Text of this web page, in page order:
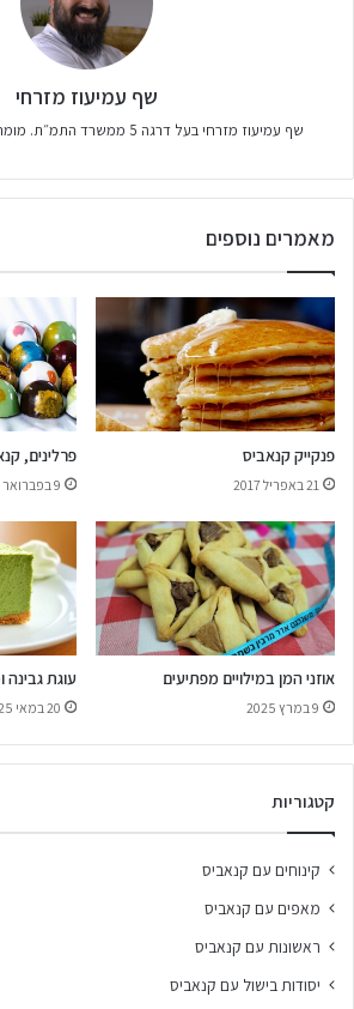
שף עמיעוז מזרחי
שף עמיעוז מזרחי בעל דרגה 5 ממשרד התמ״ת. מומחה בבישול עם קנאביס.
מאמרים נוספים
פנקייק קנאביס
21 באפריל 2017
פרלינים,
9 בפברואר 2025
אוזני המן במילויים מפתיעים
9 במרץ 2025
עוגת
20 במאי 2025
קטגוריות
קינוחים עם קנאביס
מאפים עם קנאביס
ראשונות עם קנאביס
יסודות בישול עם קנאביס